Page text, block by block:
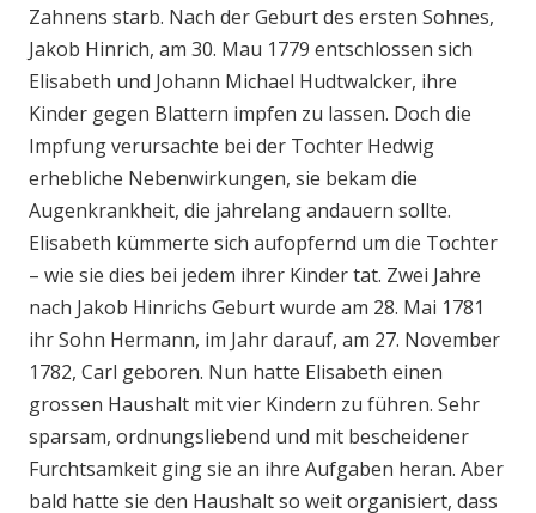
Zahnens starb. Nach der Geburt des ersten Sohnes,
Jakob Hinrich, am 30. Mau 1779 entschlossen sich
Elisabeth und Johann Michael Hudtwalcker, ihre
Kinder gegen Blattern impfen zu lassen. Doch die
Impfung verursachte bei der Tochter Hedwig
erhebliche Nebenwirkungen, sie bekam die
Augenkrankheit, die jahrelang andauern sollte.
Elisabeth kümmerte sich aufopfernd um die Tochter
– wie sie dies bei jedem ihrer Kinder tat. Zwei Jahre
nach Jakob Hinrichs Geburt wurde am 28. Mai 1781
ihr Sohn Hermann, im Jahr darauf, am 27. November
1782, Carl geboren. Nun hatte Elisabeth einen
grossen Haushalt mit vier Kindern zu führen. Sehr
sparsam, ordnungsliebend und mit bescheidener
Furchtsamkeit ging sie an ihre Aufgaben heran. Aber
bald hatte sie den Haushalt so weit organisiert, dass